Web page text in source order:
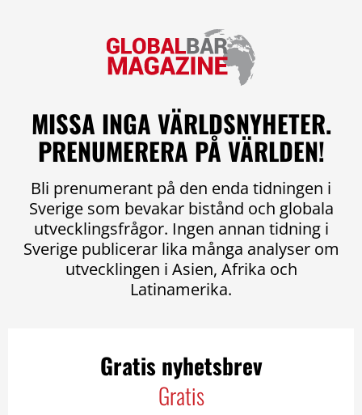
MISSA INGA VÄRLDSNYHETER.
PRENUMERERA PÅ VÄRLDEN!
Bli prenumerant på den enda tidningen i
Sverige som bevakar bistånd och globala
utvecklingsfrågor. Ingen annan tidning i
Sverige publicerar lika många analyser om
utvecklingen i Asien, Afrika och
Latinamerika.
Gratis nyhetsbrev
Gratis